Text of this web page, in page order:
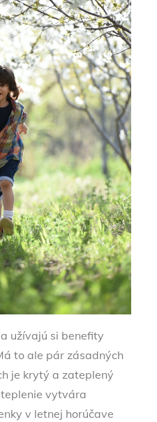
užívajú si benefity
to ale pár zásadných
je krytý a zateplený
vytvára
v letnej horúčave